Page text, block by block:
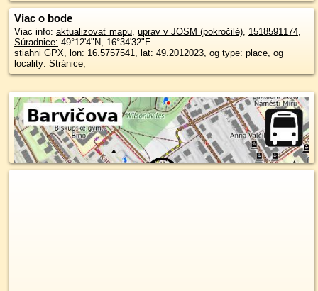
Viac o bode
Viac info: aktualizovať mapu, uprav v JOSM (pokročilé), 1518591174,
Súradnice: 49°12'4"N, 16°34'32"E
stiahni GPX, lon: 16.5757541, lat: 49.2012023, og type: place, og
locality: Stránice,